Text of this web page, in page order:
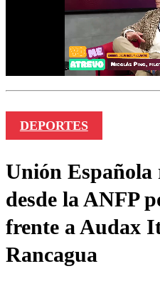
DEPORTES
Unión Española
desde la ANFP
frente a Audax
Rancagua